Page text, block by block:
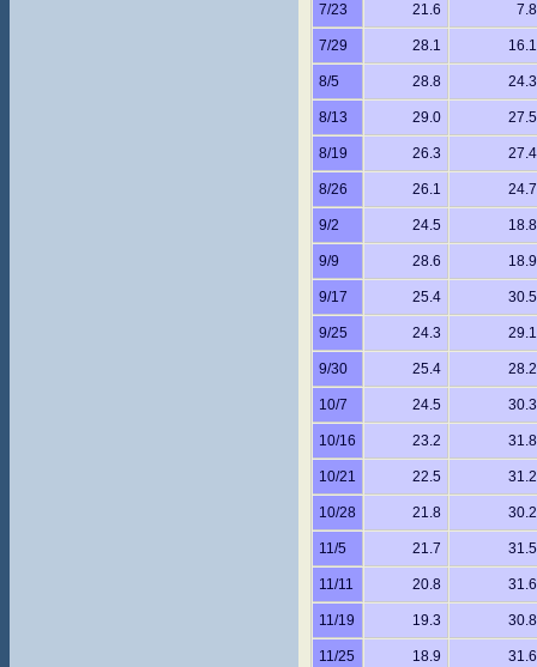
7/23 21.6 7.8
7/29 28.1 16.1
8/5 28.8 24.3
8/13 29.0 27.5
8/19 26.3 27.4
8/26 26.1 24.7
9/2 24.5 18.8
9/9 28.6 18.9
9/17 25.4 30.5
9/25 24.3 29.1
9/30 25.4 28.2
10/7 24.5 30.3
10/16 23.2 31.8
10/21 22.5 31.2
10/28 21.8 30.2
11/5 21.7 31.5
11/11 20.8 31.6
11/19 19.3 30.8
11/25 18.9 31.6